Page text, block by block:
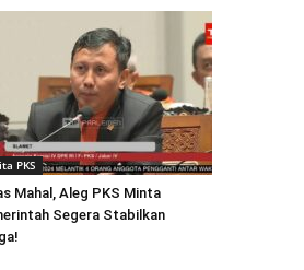
PKS
Mahal, Aleg PKS Minta
Segera Stabilkan